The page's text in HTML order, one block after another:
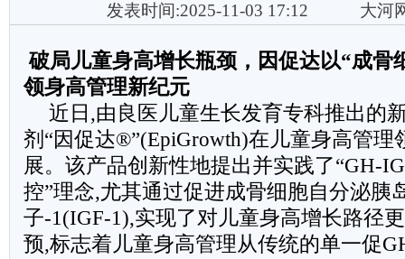
发表时间:2025-11-03 17:12 大河
破局儿童身高增长瓶颈，因促达以“成骨
领身高管理新纪元
近日,由良医儿童生长发育专科推出的
剂“因促达®”(EpiGrowth)在儿童身高管理
展。该产品创新性地提出并实践了“GH-
控”理念,尤其通过促进成骨细胞自分泌胰
子-1(IGF-1),实现了对儿童身高增长路径
预,标志着儿童身高管理从传统的单一促